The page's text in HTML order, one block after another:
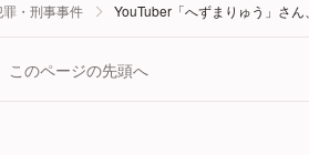
罪・刑事事件 YouTuber「へずまりゅう」さ
このページの先頭へ